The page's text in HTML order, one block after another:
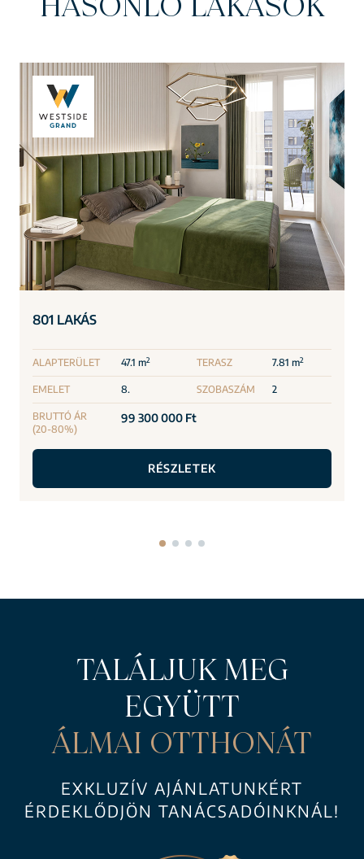
801 LAKÁS
ALAPTERÜLET 47.1 m2 TERASZ 7.81 m2
EMELET 8. SZOBASZÁM 2
BRUTTÓ ÁR
(20-80%)
99 300 000 Ft
RÉSZLETEK
TALÁLJUK MEG
EGYÜTT
ÁLMAI OTTHONÁT
EXKLUZÍV AJÁNLATUNKÉRT
ÉRDEKLŐDJÖN TANÁCSADÓINKNÁL!